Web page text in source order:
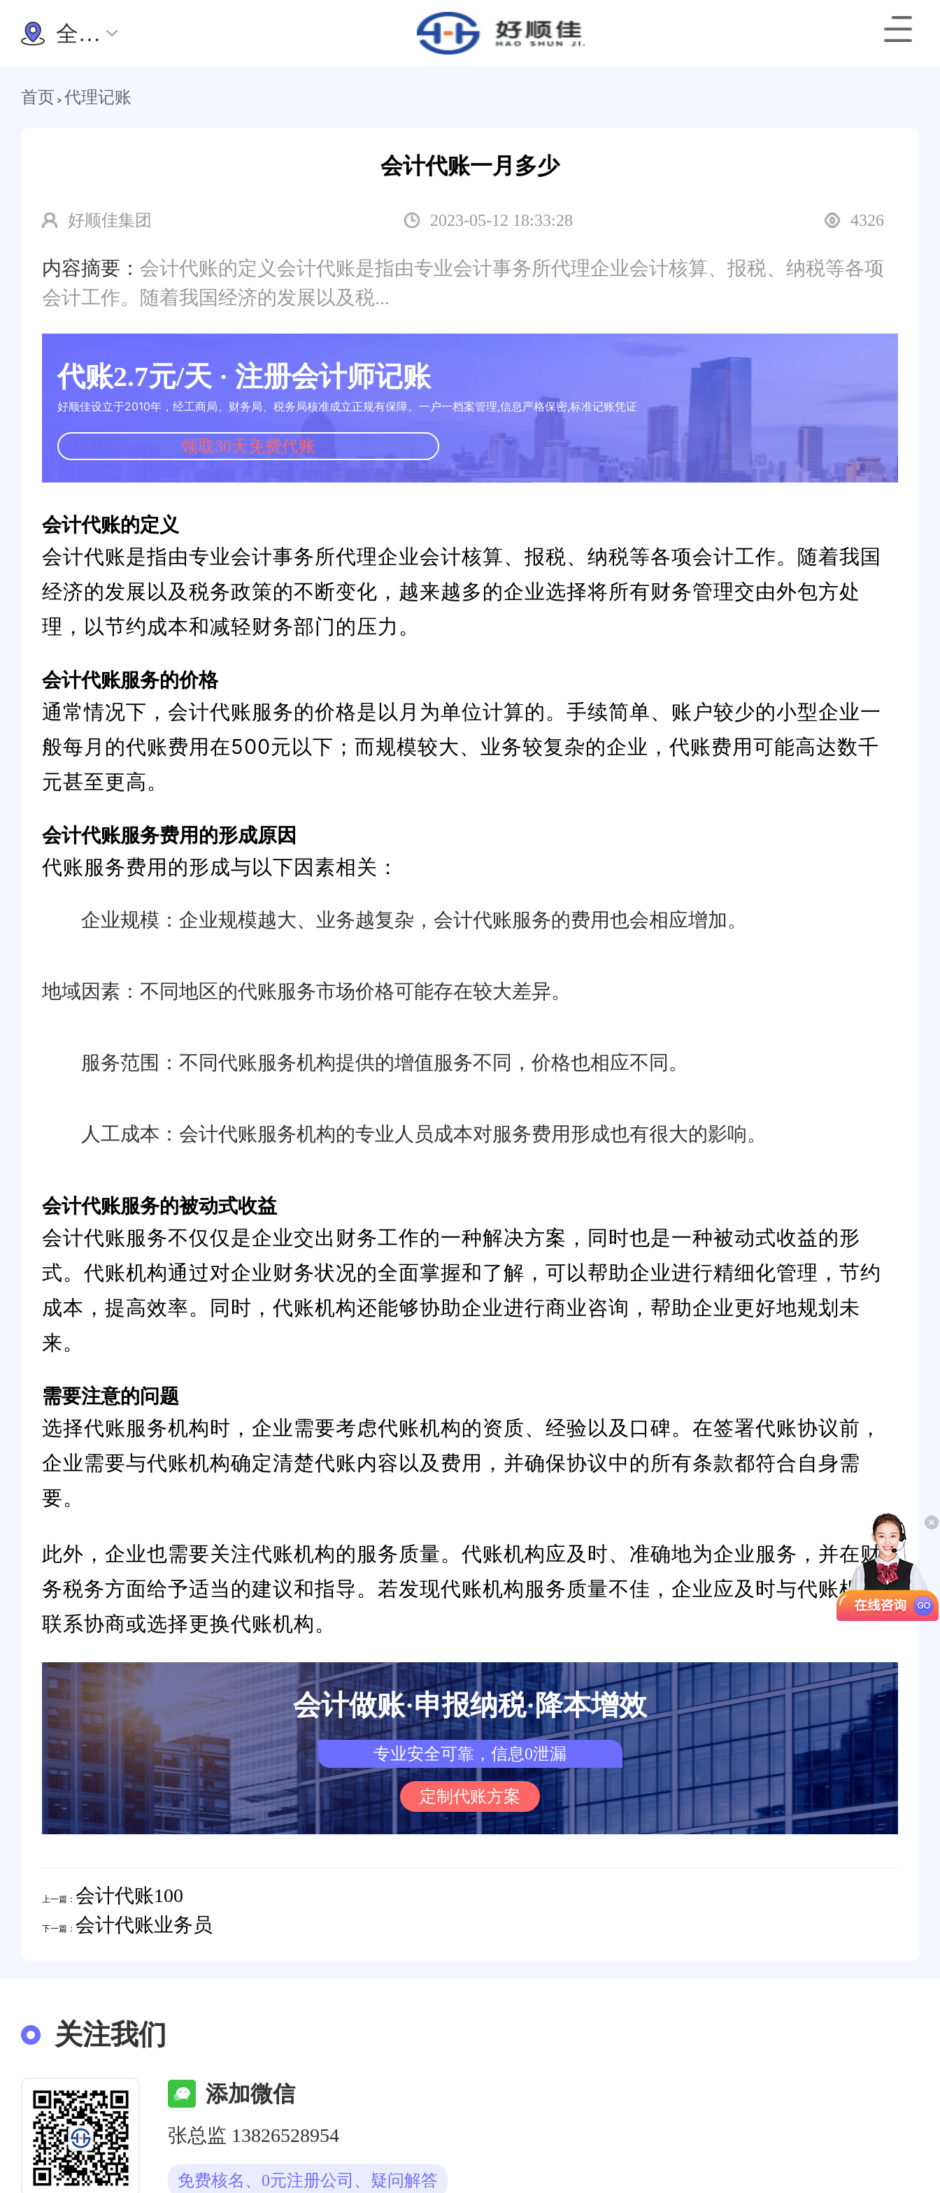
全国办理
首页 > 代理记账
会计代账一月多少
好顺佳集团 2023-05-12 18:33:28 4326
内容摘要： 会计代账的定义会计代账是指由专业会计事务所代理企业会计核算、报税、纳税等各项
会计工作。随着我国经济的发展以及税...
代账2.7元/天 · 注册会计师记账
好顺佳设立于2010年，经工商局、财务局、税务局核准成立正规有保障。一户一档案管理,信息严格保密,标准记账凭证
领取30天免费代账
会计代账的定义
会计代账是指由专业会计事务所代理企业会计核算、报税、纳税等各项会计工作。随着我国
经济的发展以及税务政策的不断变化，越来越多的企业选择将所有财务管理交由外包方处
理，以节约成本和减轻财务部门的压力。
会计代账服务的价格
通常情况下，会计代账服务的价格是以月为单位计算的。手续简单、账户较少的小型企业一
般每月的代账费用在500元以下；而规模较大、业务较复杂的企业，代账费用可能高达数千
元甚至更高。
会计代账服务费用的形成原因
代账服务费用的形成与以下因素相关：
企业规模：企业规模越大、业务越复杂，会计代账服务的费用也会相应增加。
地域因素：不同地区的代账服务市场价格可能存在较大差异。
服务范围：不同代账服务机构提供的增值服务不同，价格也相应不同。
人工成本：会计代账服务机构的专业人员成本对服务费用形成也有很大的影响。
会计代账服务的被动式收益
会计代账服务不仅仅是企业交出财务工作的一种解决方案，同时也是一种被动式收益的形
式。代账机构通过对企业财务状况的全面掌握和了解，可以帮助企业进行精细化管理，节约
成本，提高效率。同时，代账机构还能够协助企业进行商业咨询，帮助企业更好地规划未
来。
需要注意的问题
选择代账服务机构时，企业需要考虑代账机构的资质、经验以及口碑。在签署代账协议前，
企业需要与代账机构确定清楚代账内容以及费用，并确保协议中的所有条款都符合自身需
要。
此外，企业也需要关注代账机构的服务质量。代账机构应及时、准确地为企业服务，并在财
务税务方面给予适当的建议和指导。若发现代账机构服务质量不佳，企业应及时与代账机构
联系协商或选择更换代账机构。
会计做账·申报纳税·降本增效
专业安全可靠，信息0泄漏
定制代账方案
上一篇： 会计代账100
下一篇： 会计代账业务员
关注我们
添加微信
张总监 13826528954
免费核名、0元注册公司、疑问解答